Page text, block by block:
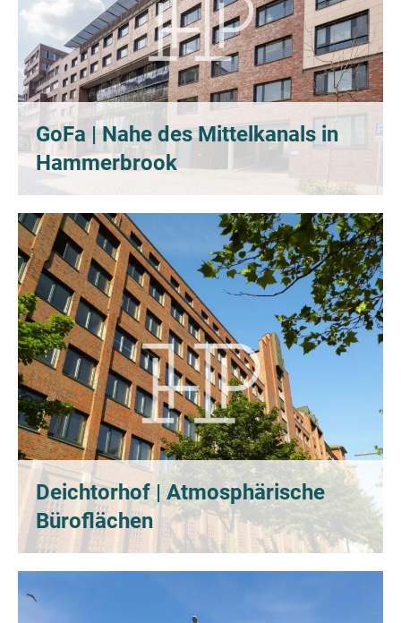
GoFa | Nahe des Mittelkanals in
Hammerbrook
Deichtorhof | Atmosphärische
Büroflächen